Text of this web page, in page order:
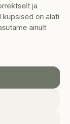
ja
küpsised on alati
ainult